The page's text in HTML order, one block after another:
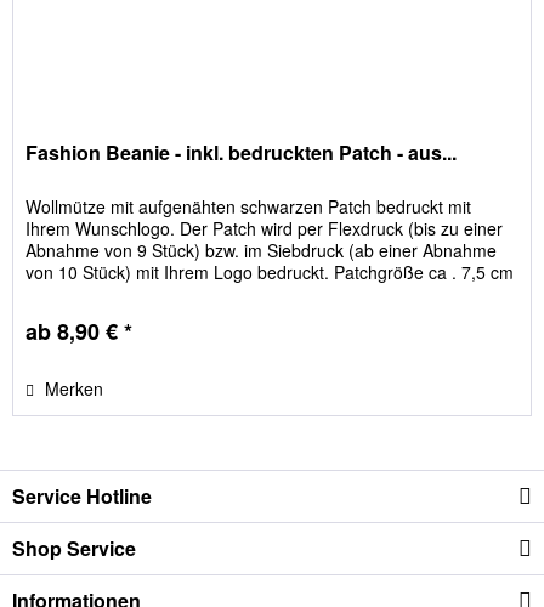
Fashion Beanie - inkl. bedruckten Patch - aus...
Wollmütze mit aufgenähten schwarzen Patch bedruckt mit
Ihrem Wunschlogo. Der Patch wird per Flexdruck (bis zu einer
Abnahme von 9 Stück) bzw. im Siebdruck (ab einer Abnahme
von 10 Stück) mit Ihrem Logo bedruckt. Patchgröße ca . 7,5 cm
ab 8,90 € *
Merken
Service Hotline
Shop Service
Informationen